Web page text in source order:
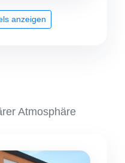
anzeigen
Atmosphäre